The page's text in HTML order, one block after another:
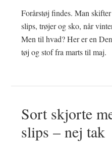
Forårstøj findes. Man
slips, trøjer og sko, når
Men til hvad? Her er en
tøj og stof fra marts til maj.
Sort skjorte
slips – nej tak